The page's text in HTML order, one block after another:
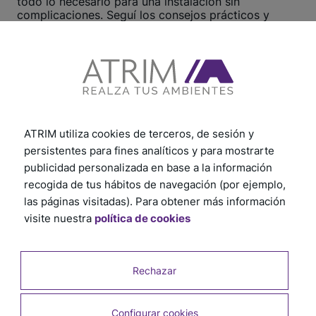
complicaciones. Seguí los consejos prácticos y
¡Hacé clic aquí y comenzá ahora!
Ver otros tutoriales
ATRIM utiliza cookies de terceros, de sesión y
persistentes para fines analíticos y para mostrarte
publicidad personalizada en base a la información
recogida de tus hábitos de navegación (por ejemplo,
las páginas visitadas). Para obtener más información
visite nuestra política de cookies
Rechazar
Configurar cookies